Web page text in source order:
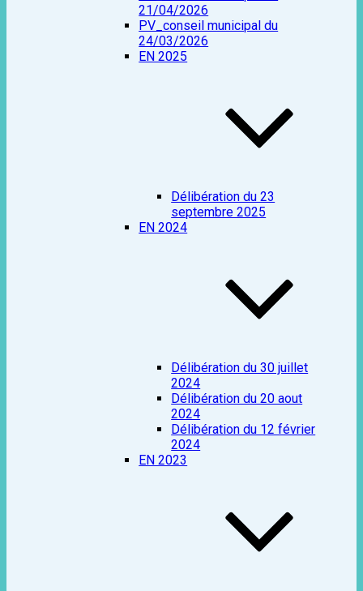
21/04/2026
PV_conseil municipal du
24/03/2026
EN 2025
Délibération du 23
septembre 2025
EN 2024
Délibération du 30 juillet
2024
Délibération du 20 aout
2024
Délibération du 12 février
2024
EN 2023